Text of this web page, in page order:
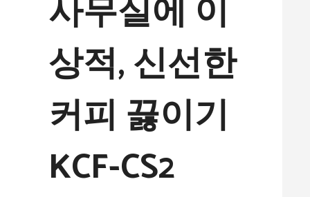
사무실에 이
상적, 신선한
커피 끓이기
KCF-CS2